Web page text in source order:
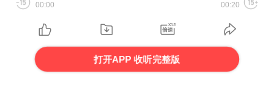
00:00 00:20
打开APP 收听完整版